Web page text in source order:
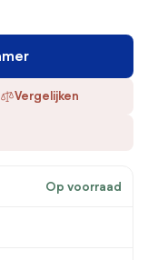
Vergelijken
Op voorraad